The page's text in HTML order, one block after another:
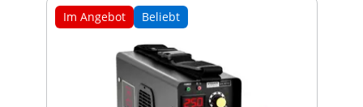
Im Angebot Beliebt